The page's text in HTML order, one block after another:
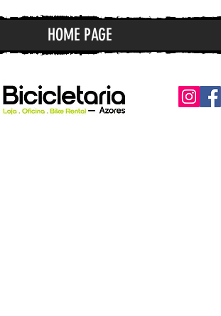
HOME PAGE